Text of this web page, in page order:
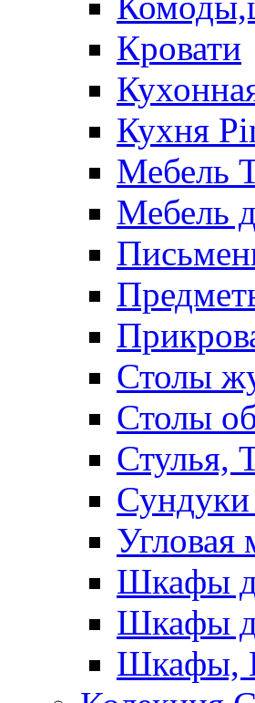
Кровати
Кухня
Мебель
Мебель
Столы
Столы
Стулья,
Сундуки
Угловая
Шкафы
Шкафы
Шкафы,